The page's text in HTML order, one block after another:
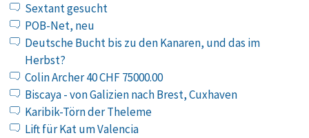
Sextant gesucht
POB-Net, neu
Deutsche Bucht bis zu den Kanaren, und das im
Herbst?
Colin Archer 40 CHF 75000.00
Biscaya - von Galizien nach Brest, Cuxhaven
Karibik-Törn der Theleme
Lift für Kat um Valencia